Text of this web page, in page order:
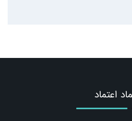
اعتماد